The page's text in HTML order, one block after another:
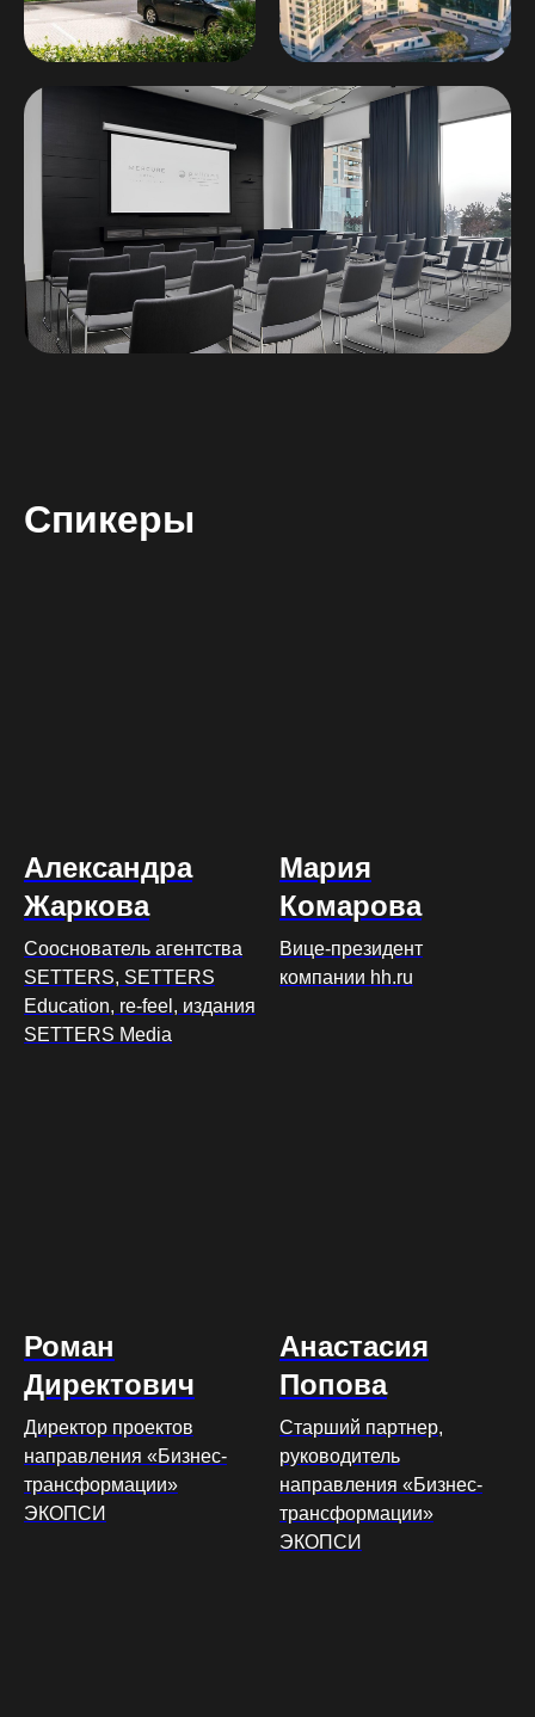
Спикеры
Александра
Жаркова
Сооснователь агентства
SETTERS, SETTERS
Education, re-feel, издания
SETTERS Media
Мария
Комарова
Вице-президент
компании hh.ru
Роман
Директович
Директор проектов
направления «Бизнес-
трансформации»
ЭКОПСИ
Анастасия
Попова
Старший партнер,
руководитель
направления «Бизнес-
трансформации»
ЭКОПСИ